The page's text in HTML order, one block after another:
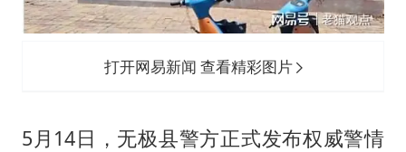
打开网易新闻 查看精彩图片
5月14日，无极县警方正式发布权威警情